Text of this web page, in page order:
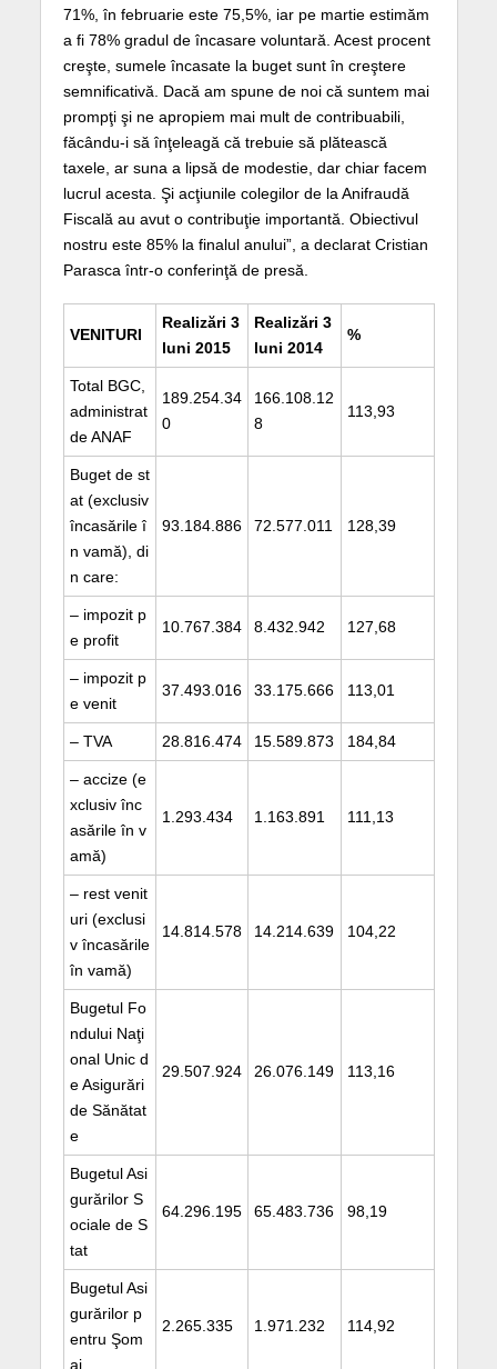
71%, în februarie este 75,5%, iar pe martie estimăm
a fi 78% gradul de încasare voluntară. Acest procent
creşte, sumele încasate la buget sunt în creştere
semnificativă. Dacă am spune de noi că suntem mai
prompţi şi ne apropiem mai mult de contribuabili,
făcându-i să înţeleagă că trebuie să plătească
taxele, ar suna a lipsă de modestie, dar chiar facem
lucrul acesta. Şi acţiunile colegilor de la Anifraudă
Fiscală au avut o contribuţie importantă. Obiectivul
nostru este 85% la finalul anului”, a declarat Cristian
Parasca într-o conferinţă de presă.
VENITURI
Realizări 3
luni 2015
Realizări 3
luni 2014
%
Total BGC,
administrat
de ANAF
189.254.34
0
166.108.12
8
113,93
Buget de st
at (exclusiv
încasările î
n vamă), di
n care:
93.184.886 72.577.011 128,39
– impozit p
e profit
10.767.384 8.432.942 127,68
– impozit p
e venit
37.493.016 33.175.666 113,01
– TVA 28.816.474 15.589.873 184,84
– accize (e
xclusiv înc
asările în v
amă)
1.293.434 1.163.891 111,13
– rest venit
uri (exclusi
v încasările
în vamă)
14.814.578 14.214.639 104,22
Bugetul Fo
ndului Naţi
onal Unic d
e Asigurări
de Sănătat
e
29.507.924 26.076.149 113,16
Bugetul Asi
gurărilor S
ociale de S
tat
64.296.195 65.483.736 98,19
Bugetul Asi
gurărilor p
entru Şom
aj
2.265.335 1.971.232 114,92